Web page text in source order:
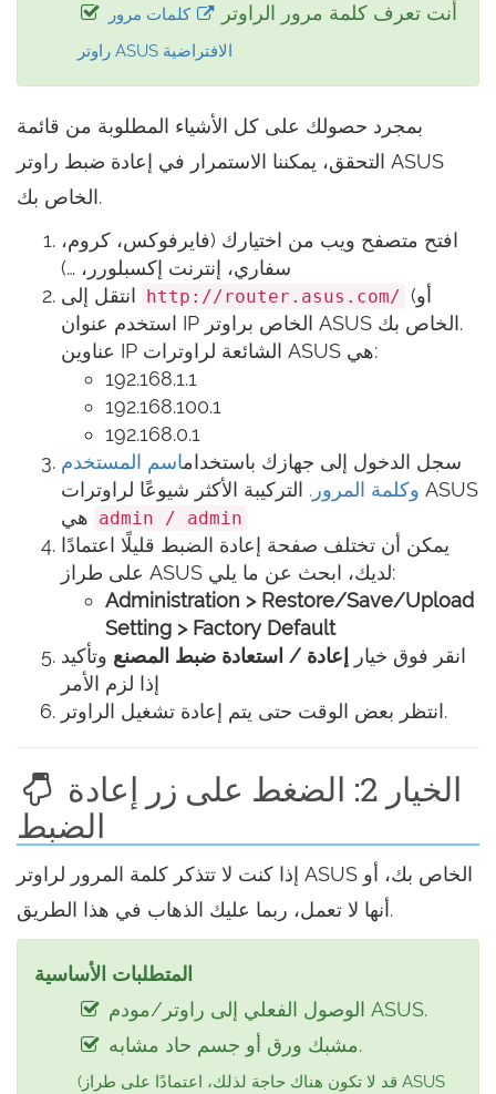
أنت تعرف كلمة مرور الراوتر
كلمات مرور
راوتر ASUS الافتراضية
بمجرد حصولك على كل الأشياء المطلوبة من قائمة
التحقق، يمكننا الاستمرار في إعادة ضبط راوتر ASUS
الخاص بك.
افتح متصفح ويب من اختيارك (فايرفوكس، كروم،
سفاري، إنترنت إكسبلورر، …)
http://router.asus.com/ (أو
استخدم عنوان IP الخاص براوتر ASUS الخاص بك.
عناوين IP الشائعة لراوترات ASUS هي:
192.168.1.1
192.168.100.1
192.168.0.1
سجل الدخول إلى جهازك باستخداماسم المستخدم
وكلمة المرور. التركيبة الأكثر شيوعًا لراوترات ASUS
admin / admin
يمكن أن تختلف صفحة إعادة الضبط قليلًا اعتمادًا
على طراز ASUS لديك، ابحث عن ما يلي:
Administration > Restore/Save/Upload
Setting > Factory Default
انقر فوق خيار
إعادة / استعادة ضبط المصنع وتأكيد
إذا لزم الأمر
انتظر بعض الوقت حتى يتم إعادة تشغيل الراوتر.
الضبط
إذا كنت لا تتذكر كلمة المرور لراوتر ASUS الخاص بك، أو
أنها لا تعمل، ربما عليك الذهاب في هذا الطريق.
المتطلبات الأساسية
الوصول الفعلي إلى راوتر/مودم ASUS.
مشبك ورق أو جسم حاد مشابه.
(قد لا تكون هناك حاجة لذلك، اعتمادًا على طراز ASUS